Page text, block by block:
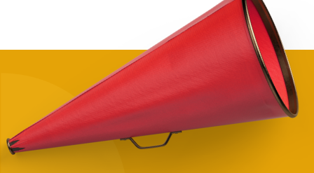
говорит статистика, на это нужно
всего полгода. Мы в силах помочь
нуждающимся, просто нужно